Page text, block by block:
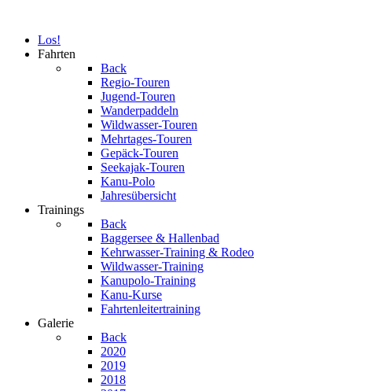
Los!
Fahrten
Back
Regio-Touren
Jugend-Touren
Wanderpaddeln
Wildwasser-Touren
Mehrtages-Touren
Gepäck-Touren
Seekajak-Touren
Kanu-Polo
Jahresübersicht
Trainings
Back
Baggersee & Hallenbad
Kehrwasser-Training & Rodeo
Wildwasser-Training
Kanupolo-Training
Kanu-Kurse
Fahrtenleitertraining
Galerie
Back
2020
2019
2018